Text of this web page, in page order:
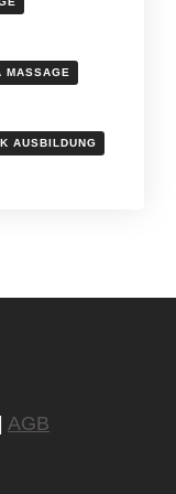
MASSAGE
AUSBILDUNG
AGB